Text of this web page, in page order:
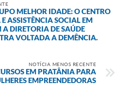
MELHOR IDADE: O CENTRO
E ASSISTÊNCIA SOCIAL EM
A DIRETORIA DE SAÚDE
VOLTADA A DEMÊNCIA.
NOTÍCIA MENOS RECENTE
EM PRATÂNIA PARA
EMPREENDEDORAS